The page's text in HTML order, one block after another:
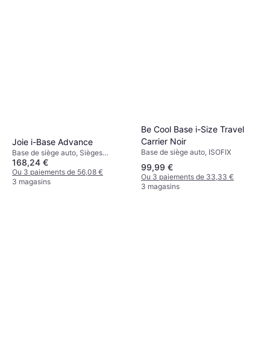
Joie i-Base Advance
Base de siège auto, Sièges
orientés vers l'avant, Sièges
orientés vers l'arrière, ISOFIX
168,24 €
Ou 3 paiements de 56,08 €
3 magasins
Be Cool Base i-Size Travel
Carrier Noir
Base de siège auto, ISOFIX
99,99 €
Ou 3 paiements de 33,33 €
3 magasins